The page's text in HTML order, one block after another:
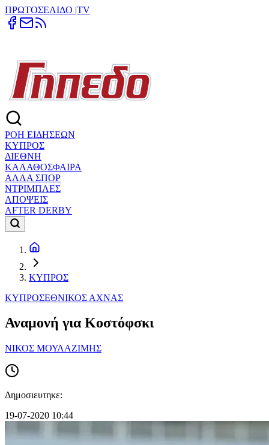
ΠΡΩΤΟΣΕΛΙΔΟ |TV
ΡΟΗ ΕΙΔΗΣΕΩΝ
ΚΥΠΡΟΣ
ΔΙΕΘΝΗ
ΚΑΛΑΘΟΣΦΑΙΡΑ
ΑΛΛΑ ΣΠΟΡ
ΝΤΡΙΜΠΛΕΣ
ΑΠΟΨΕΙΣ
AFTER DERBY
ΚΥΠΡΟΣ
ΚΥΠΡΟΣΕΘΝΙΚΟΣ ΑΧΝΑΣ
Αναμονή για Κοστόφσκι
ΝΙΚΟΣ ΜΟΥΛΑΖΙΜΗΣ
Δημοσιευτηκε:
19-07-2020 10:44